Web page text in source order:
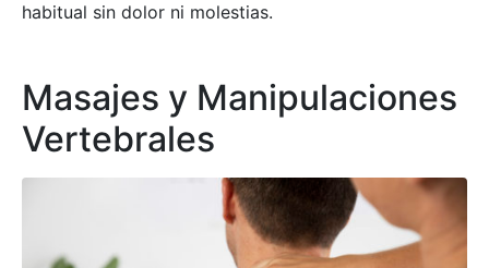
habitual sin dolor ni molestias.
Masajes y Manipulaciones
Vertebrales